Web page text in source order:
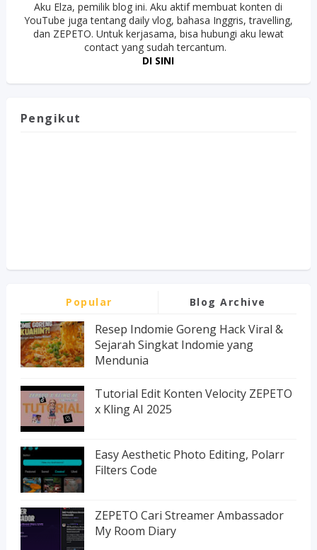
Aku Elza, pemilik blog ini. Aku aktif membuat konten di
YouTube juga tentang daily vlog, bahasa Inggris, travelling,
dan ZEPETO. Untuk kerjasama, bisa hubungi aku lewat
contact yang sudah tercantum.
DI SINI
Pengikut
Popular Blog Archive
Resep Indomie Goreng Hack Viral &
Sejarah Singkat Indomie yang
Mendunia
Tutorial Edit Konten Velocity ZEPETO
x Kling AI 2025
Easy Aesthetic Photo Editing, Polarr
Filters Code
ZEPETO Cari Streamer Ambassador
My Room Diary